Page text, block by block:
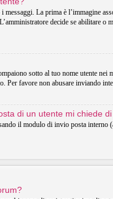
La prima è l’immagine
decide se abilitare
sotto al tuo nome utente
Per favore non abusare inviando
di un utente mi chiede
il modulo di invio posta